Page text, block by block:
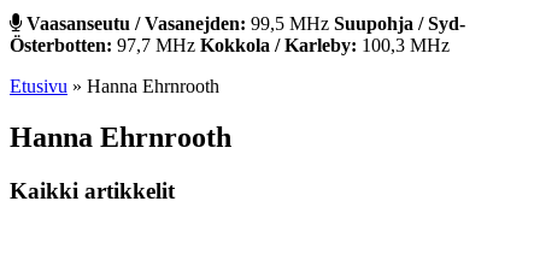
Vaasanseutu / Vasanejden: 99,5 MHz Suupohja / Syd-
Österbotten: 97,7 MHz Kokkola / Karleby: 100,3 MHz
Etusivu » Hanna Ehrnrooth
Hanna Ehrnrooth
Kaikki artikkelit